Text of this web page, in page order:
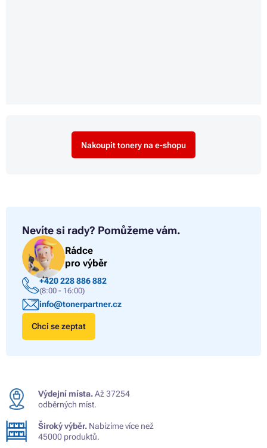
Nakoupit tonery na e-shopu
Nevíte si rady? Pomůžeme vám.
Rádce
pro výběr
+420 228 886 882
(8:00 - 16:00)
info@tonerpartner.cz
Chci se zeptat
Výdejní místa.Až 37254
odběrných míst.
Široký výběr. Nabízíme více než
45000 produktů.